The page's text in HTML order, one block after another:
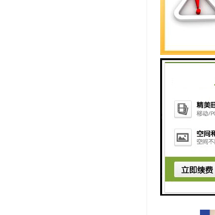
广州中际
像、LED
素质人才
际展览公